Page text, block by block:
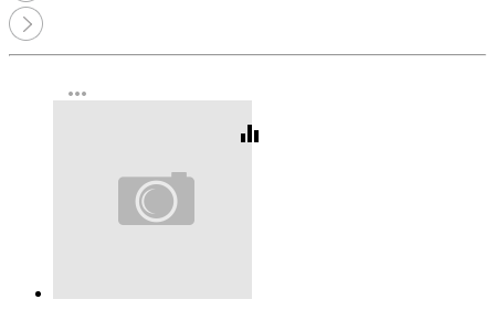
more_horiz
equalizer